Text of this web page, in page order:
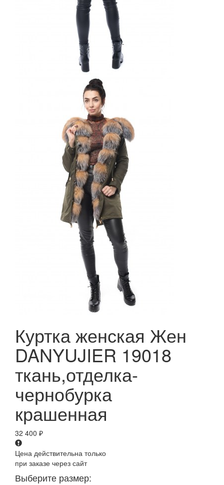
Куртка женская Жен
DANYUJIER 19018
ткань,отделка-
чернобурка
крашенная
32 400 ₽
Цена действительна только
при заказе через сайт
Выберите размер: